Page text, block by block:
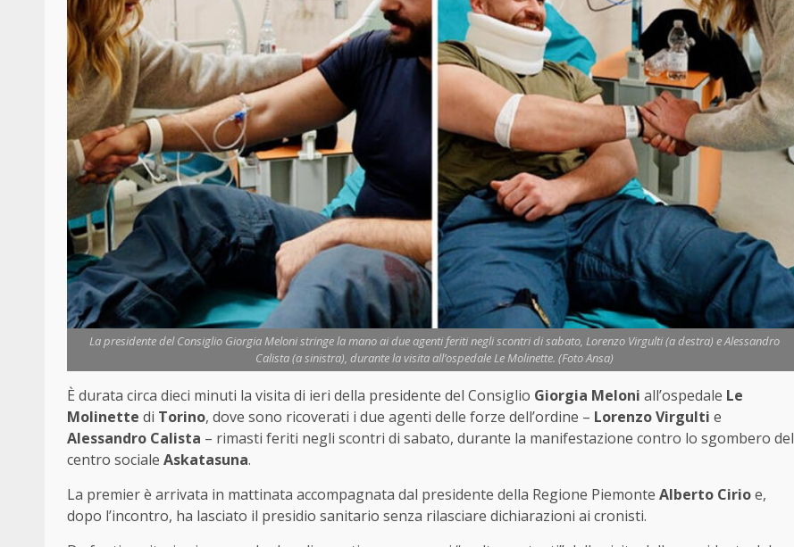
La presidente del Consiglio Giorgia Meloni stringe la mano ai due agenti feriti negli scontri di sabato, Lorenzo Virgulti (a destra) e Alessandro
Calista (a sinistra), durante la visita all’ospedale Le Molinette. (Foto Ansa)
È durata circa dieci minuti la visita di ieri della presidente del Consiglio Giorgia Meloni all’ospedale Le
Molinette di Torino, dove sono ricoverati i due agenti delle forze dell’ordine – Lorenzo Virgulti e
Alessandro Calista – rimasti feriti negli scontri di sabato, durante la manifestazione contro lo sgombero del
centro sociale Askatasuna.
La premier è arrivata in mattinata accompagnata dal presidente della Regione Piemonte Alberto Cirioe,
dopo l’incontro, ha lasciato il presidio sanitario senza rilasciare dichiarazioni ai cronisti.